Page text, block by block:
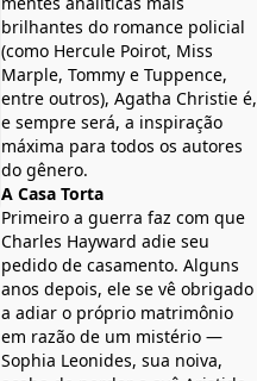
brilhantes do romance policial
(como Hercule Poirot, Miss
Marple, Tommy e Tuppence,
entre outros), Agatha Christie é,
e sempre será, a inspiração
máxima para todos os autores
do gênero.
A Casa Torta
Primeiro a guerra faz com que
Charles Hayward adie seu
pedido de casamento. Alguns
anos depois, ele se vê obrigado
a adiar o próprio matrimônio
em razão de um mistério ―
Sophia Leonides, sua noiva,